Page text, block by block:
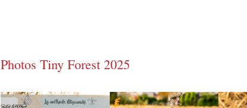
Photos Tiny Forest 2025